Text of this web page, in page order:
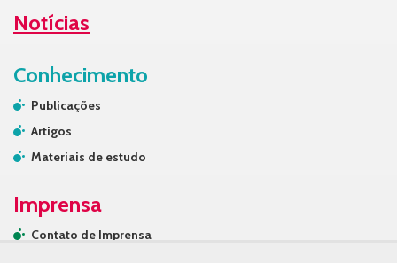
Notícias
Conhecimento
Publicações
Artigos
Materiais de estudo
Imprensa
Contato de Imprensa